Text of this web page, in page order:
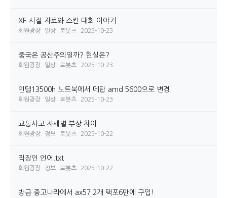
XE 시절 자료와 스킨 대회 이야기
회원광장 일상 로봇츠 2025-10-23
중국은 공산주의일까? 현실은?
회원광장 일상 로봇츠 2025-10-23
인텔13500h 노트북에서 데탑 amd 5600으로 변경
회원광장 일상 로봇츠 2025-10-23
교통사고 자세별 부상 차이
회원광장 정보 로봇츠 2025-10-22
직장인 언어.txt
회원광장 정보 로봇츠 2025-10-22
방금 중고나라에서 ax57 2개 택포6만에 구입!